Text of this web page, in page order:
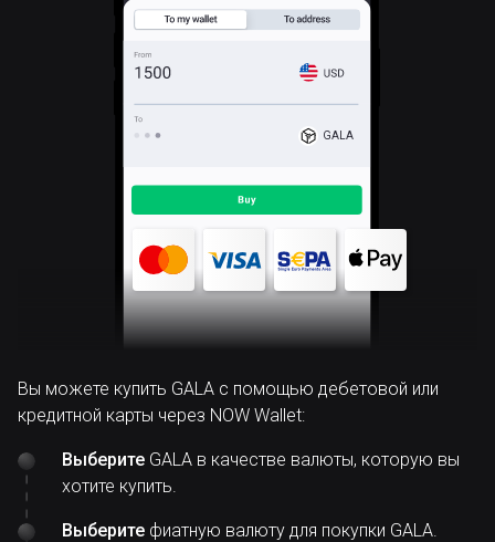
GALA
Вы можете купить GALA с помощью дебетовой или
кредитной карты через NOW Wallet:
Выберите GALA в качестве валюты, которую вы
хотите купить.
Выберите фиатную валюту для покупки GALA.